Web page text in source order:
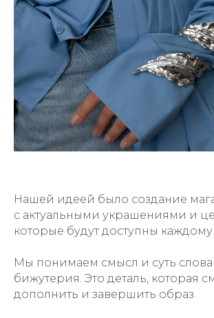
Нашей идеей было создание
с актуальными украшениями и
которые будут доступны каждому!
Мы понимаем смысл и суть
бижутерия. Это деталь, которая
дополнить и завершить образ.